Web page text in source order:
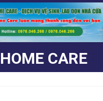
HOME CARE